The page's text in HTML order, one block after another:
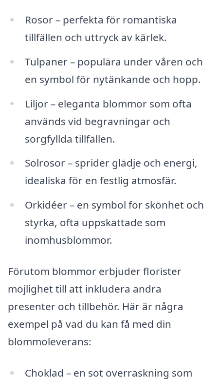
Rosor – perfekta för romantiska
tillfällen och uttryck av kärlek.
Tulpaner – populära under våren och
en symbol för nytänkande och hopp.
Liljor – eleganta blommor som ofta
används vid begravningar och
sorgfyllda tillfällen.
Solrosor – sprider glädje och energi,
idealiska för en festlig atmosfär.
Orkidéer – en symbol för skönhet och
styrka, ofta uppskattade som
inomhusblommor.
Förutom blommor erbjuder florister
möjlighet till att inkludera andra
presenter och tillbehör. Här är några
exempel på vad du kan få med din
blommoleverans:
Choklad – en söt överraskning som